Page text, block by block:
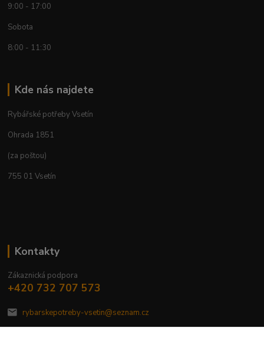
9:00 - 17:00
Sobota
8:00 - 11:30
Kde nás najdete
Rybářské potřeby Vsetín
Ohrada 1851
(za poštou)
755 01 Vsetín
Kontakty
Zákaznická podpora
+420 732 707 573
rybarskepotreby-vsetin@seznam.cz